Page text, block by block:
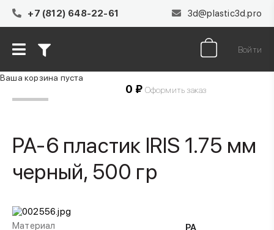
+7 (812) 648-22-61 3d@plastic3d.pro
Ваша корзина пуста
0 ₽ Оформить заказ
Войти
PA-6 пластик IRIS 1.75 мм
черный, 500 гр
Материал
PA